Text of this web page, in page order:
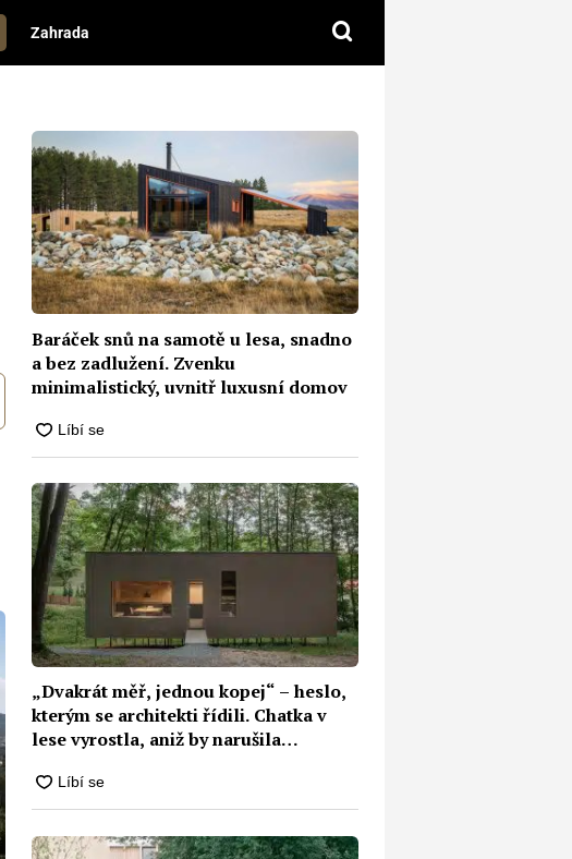
Zahrada
Baráček snů na samotě u lesa, snadno
a bez zadlužení. Zvenku
minimalistický, uvnitř luxusní domov
„Dvakrát měř, jednou kopej“ –⁠ heslo,
kterým se architekti řídili. Chatka v
lese vyrostla, aniž by narušila